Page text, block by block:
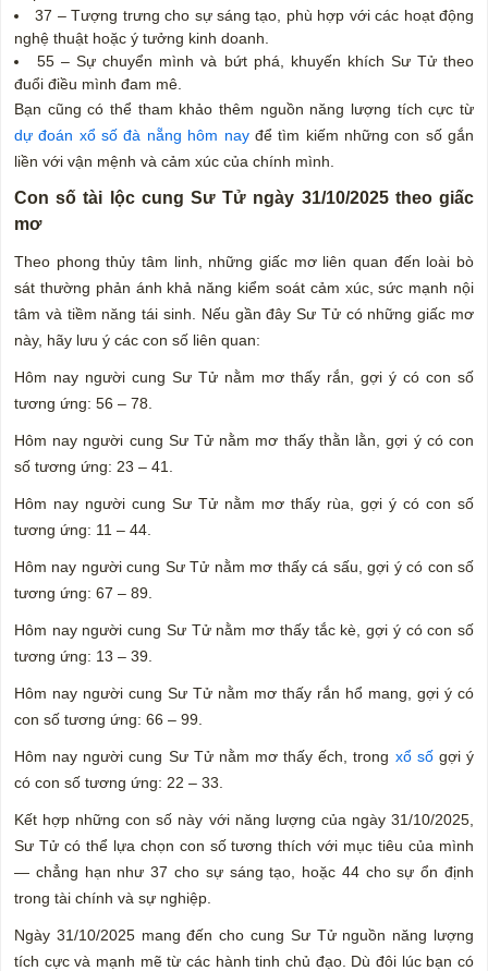
37 – Tượng trưng cho sự sáng tạo, phù hợp với các hoạt động
nghệ thuật hoặc ý tưởng kinh doanh.
55 – Sự chuyển mình và bứt phá, khuyến khích Sư Tử theo
đuổi điều mình đam mê.
Bạn cũng có thể tham khảo thêm nguồn năng lượng tích cực từ
dự đoán xổ số đà nẵng hôm nayđể tìm kiếm những con số gắn
liền với vận mệnh và cảm xúc của chính mình.
Con số tài lộc cung Sư Tử ngày 31/10/2025 theo giấc
mơ
Theo phong thủy tâm linh, những giấc mơ liên quan đến loài bò
sát thường phản ánh khả năng kiểm soát cảm xúc, sức mạnh nội
tâm và tiềm năng tái sinh. Nếu gần đây Sư Tử có những giấc mơ
này, hãy lưu ý các con số liên quan:
Hôm nay người cung Sư Tử nằm mơ thấy rắn, gợi ý có con số
tương ứng: 56 – 78.
Hôm nay người cung Sư Tử nằm mơ thấy thằn lằn, gợi ý có con
số tương ứng: 23 – 41.
Hôm nay người cung Sư Tử nằm mơ thấy rùa, gợi ý có con số
tương ứng: 11 – 44.
Hôm nay người cung Sư Tử nằm mơ thấy cá sấu, gợi ý có con số
tương ứng: 67 – 89.
Hôm nay người cung Sư Tử nằm mơ thấy tắc kè, gợi ý có con số
tương ứng: 13 – 39.
Hôm nay người cung Sư Tử nằm mơ thấy rắn hổ mang, gợi ý có
con số tương ứng: 66 – 99.
Hôm nay người cung Sư Tử nằm mơ thấy ếch, trong xổ sốgợi ý
có con số tương ứng: 22 – 33.
Kết hợp những con số này với năng lượng của ngày 31/10/2025,
Sư Tử có thể lựa chọn con số tương thích với mục tiêu của mình
— chẳng hạn như 37 cho sự sáng tạo, hoặc 44 cho sự ổn định
trong tài chính và sự nghiệp.
Ngày 31/10/2025 mang đến cho cung Sư Tử nguồn năng lượng
tích cực và mạnh mẽ từ các hành tinh chủ đạo. Dù đôi lúc bạn có